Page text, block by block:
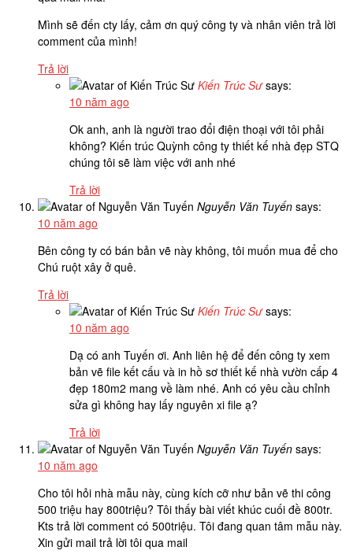
Mình sẽ đến cty lấy, cảm ơn quý công ty và nhân viên trả lời
comment của mình!
Trả lời
Kiến Trúc Sư says:
10 năm ago
Ok anh, anh là người trao đổi điện thoại với tôi phải
không? Kiến trúc Quỳnh công ty thiết kế nhà đẹp STQ
chúng tôi sẽ làm việc với anh nhé
Trả lời
Nguyễn Văn Tuyến says:
10 năm ago
Bên công ty có bán bản vẽ này không, tôi muốn mua để cho
Chú ruột xây ở quê.
Trả lời
Kiến Trúc Sư says:
10 năm ago
Dạ có anh Tuyến ơi. Anh liên hệ để đến công ty xem
bản vẽ file kết cấu và in hồ sơ thiết kế nhà vườn cấp 4
đẹp 180m2 mang về làm nhé. Anh có yêu cầu chỉnh
sửa gì không hay lấy nguyên xi file ạ?
Trả lời
Nguyễn Văn Tuyến says:
10 năm ago
Cho tôi hỏi nhà mẫu này, cùng kích cỡ như bản vẽ thi công
500 triệu hay 800triệu? Tôi thấy bài viết khúc cuối đề 800tr.
Kts trả lời comment có 500triệu. Tôi đang quan tâm mẫu này.
Xin gửi mail trả lời tôi qua mail